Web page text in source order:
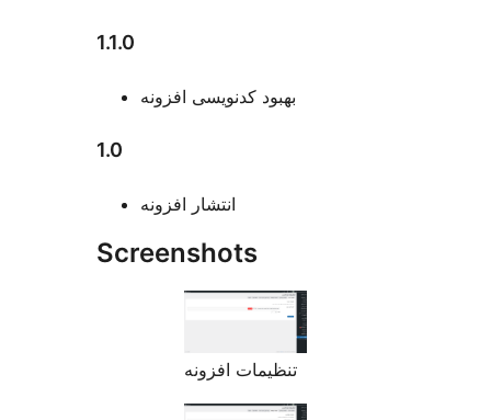
1.1.0
بهبود کدنویسی افزونه
1.0
انتشار افزونه
Screenshots
تنظیمات افزونه